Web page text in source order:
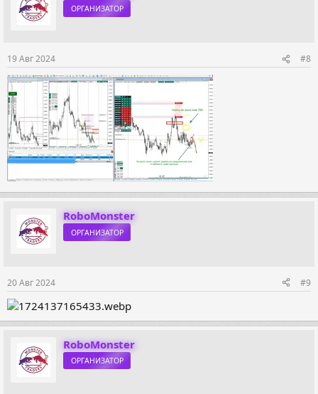
ОРГАНИЗАТОР
19 Авг 2024 #8
RoboMonster
ОРГАНИЗАТОР
20 Авг 2024 #9
RoboMonster
ОРГАНИЗАТОР